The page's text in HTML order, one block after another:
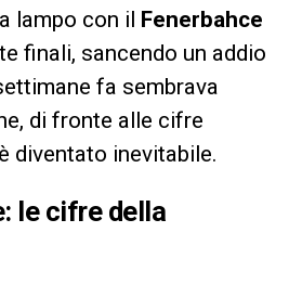
lampo con il Fenerbahce
finali, sancendo un addio
fa sembrava
di fronte alle cifre
diventato inevitabile.
le cifre della